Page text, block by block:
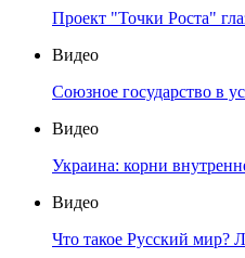
Проект "Точки Роста"
Видео
Союзное государство в
Видео
Украина: корни
Видео
Что такое Русский мир?